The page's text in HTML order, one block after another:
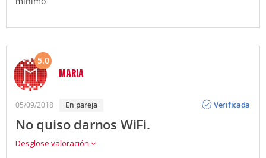
5.0
MARIA
05/09/2018 en pareja
Verificada
No quiso darnos WiFi.
Desglose valoración